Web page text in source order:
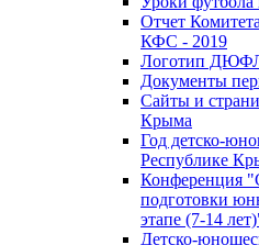
Отчет
КФС - 2019
Логотип
Документы
Сайты и
Крыма
Год детско-
Республике
Конференция
подготовки
этапе (7-14
Детско-